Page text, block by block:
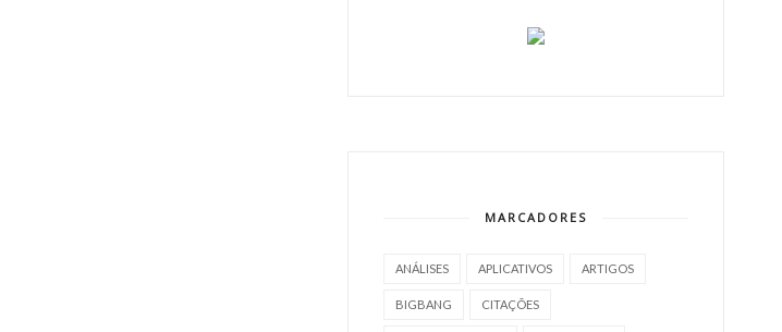
MARCADORES
ANÁLISES APLICATIVOS ARTIGOS
BIGBANG CITAÇÕES